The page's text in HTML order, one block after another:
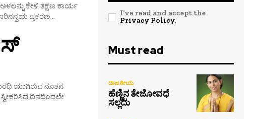
ಕೇಳಿ ತಕ್ಷಣ ಕಾರ್ಯ
ಪ್ರಕರಣ...
ಯಾಗಿರುವ ನೂತನ
ದಿನದಿಂದಲೇ
I've read and accept the
Privacy Policy.
Must read
ರಾಜಕೀಯ
ಹೆಣ್ಣಿನ ತೇಜೋವಧೆ
ಸಲ್ಲದು